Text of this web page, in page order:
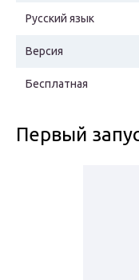
Русский язык
Версия
Бесплатная
Первый